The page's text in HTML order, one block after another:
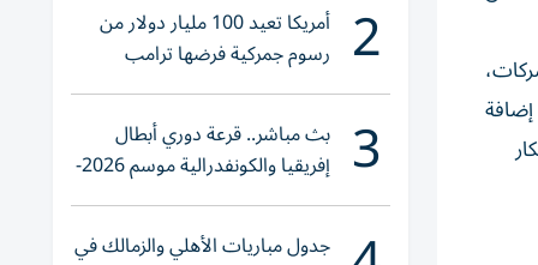
2 أمريكا تعيد 100 مليار دولار من
رسوم جمركية فرضها ترامب
3 بث مباشر.. قرعة دوري أبطال
إفريقيا والكونفدرالية موسم 2026-
2027
جدول مباريات الأهلي والزمالك في